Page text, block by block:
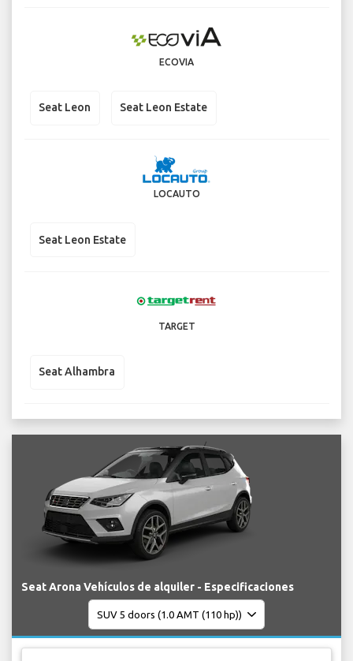
ECOVIA
Seat Leon Seat Leon Estate
LOCAUTO
Seat Leon Estate
TARGET
Seat Alhambra
Seat Arona Vehículos de alquiler - Especificaciones